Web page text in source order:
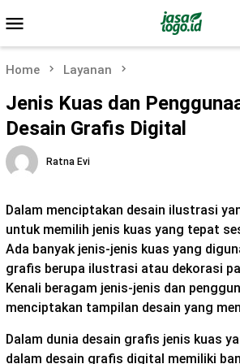
to
contentMenu
Home Layanan
Jenis Kuas dan
Desain Grafis Digital
Ratna Evi
Dalam menciptakan desain ilustrasi
untuk memilih jenis kuas yang tepat
Ada banyak jenis-jenis kuas yang
grafis berupa ilustrasi atau dekorasi
Kenali beragam jenis-jenis dan
menciptakan tampilan desain yang
Dalam dunia desain grafis jenis kuas
dalam desain grafis digital memiliki